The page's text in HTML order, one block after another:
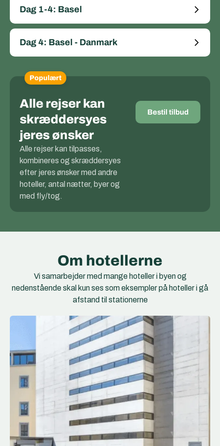
Dag 1-4: Basel
Dag 4: Basel - Danmark
Populært
Alle rejser kan
skræddersyes
jeres ønsker
Alle rejser kan tilpasses,
kombineres og skræddersyes
efter jeres ønsker med andre
hoteller, antal nætter, byer og
med fly/tog.
Bestil tilbud
Om hotellerne
Vi samarbejder med mange hoteller i byen og
nedenstående skal kun ses som eksempler på hoteller i gå
afstand til stationerne